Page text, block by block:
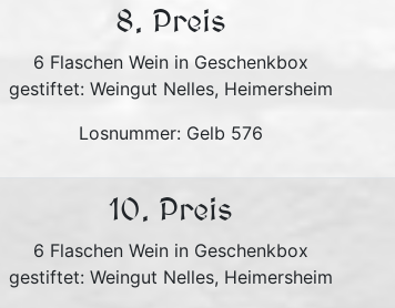
8. Preis
6 Flaschen Wein in Geschenkbox
gestiftet: Weingut Nelles, Heimersheim
Losnummer: Gelb 576
10. Preis
6 Flaschen Wein in Geschenkbox
gestiftet: Weingut Nelles, Heimersheim